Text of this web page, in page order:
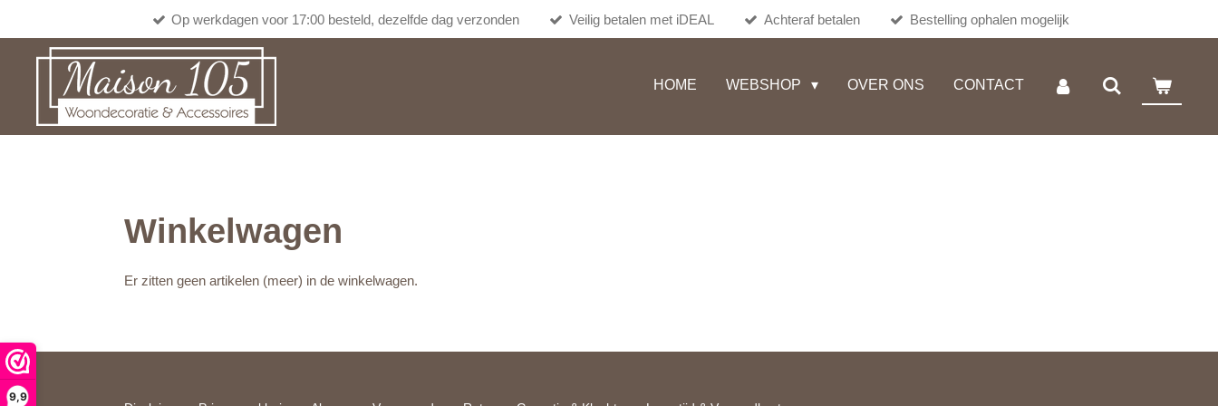
9,9
hoofdinhoud
Op werkdagen voor 17:00 besteld, dezelfde dag verzonden Veilig betalen met iDEAL Achteraf betalen Bestelling ophalen mogelijk
HOME WEBSHOP OVER ONS CONTACT
Winkelwagen
Er zitten geen artikelen (meer) in de winkelwagen.